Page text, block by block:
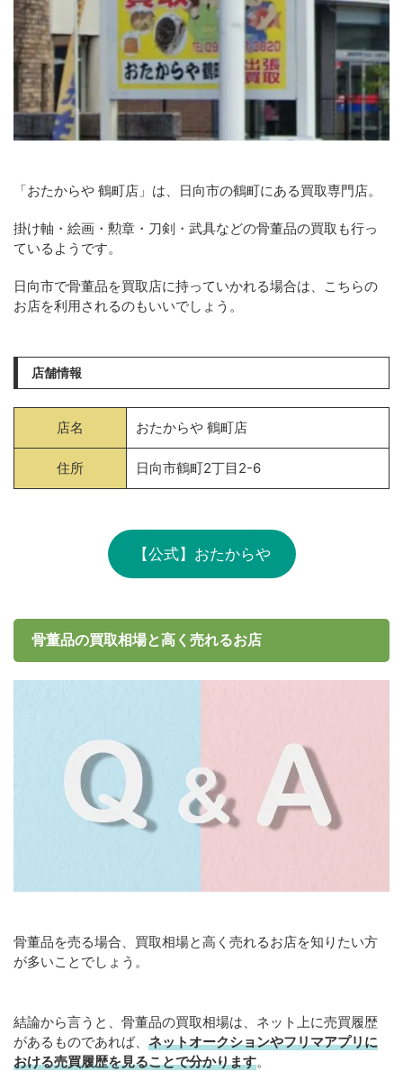
「おたからや 鶴町店」は、日向市の鶴町にある買取専門店。
掛け軸・絵画・勲章・刀剣・武具などの骨董品の買取も行っ
ているようです。
日向市で骨董品を買取店に持っていかれる場合は、こちらの
お店を利用されるのもいいでしょう。
店舗情報
店名 おたからや 鶴町店
住所 日向市鶴町2丁目2-6
【公式】おたからや
骨董品の買取相場と高く売れるお店
骨董品を売る場合、買取相場と高く売れるお店を知りたい方
が多いことでしょう。
結論から言うと、骨董品の買取相場は、ネット上に売買履歴
があるものであれば、 ネットオークションやフリマアプリに
おける売買履歴を見ることで分かります。